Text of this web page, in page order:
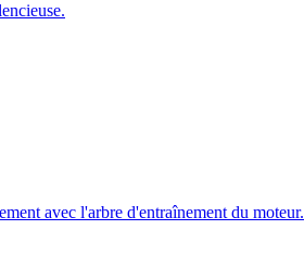
avec l'arbre d'entraînement du moteur.